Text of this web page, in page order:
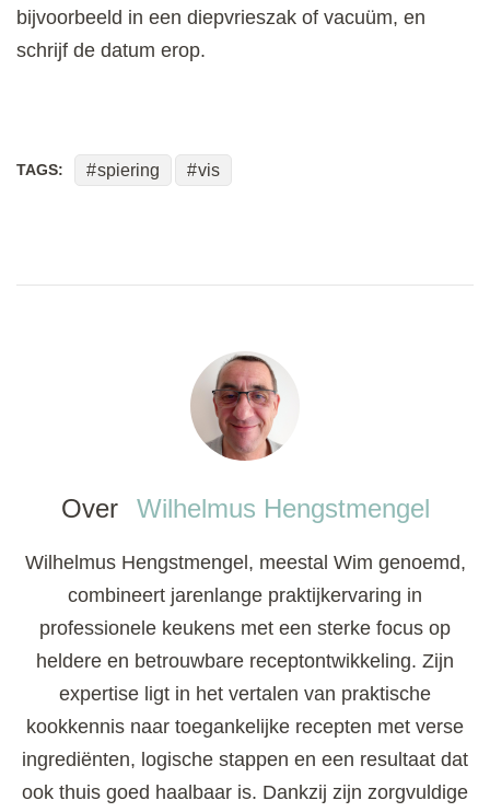
bijvoorbeeld in een diepvrieszak of vacuüm, en
schrijf de datum erop.
TAGS: spiering vis
Over Wilhelmus Hengstmengel
Wilhelmus Hengstmengel, meestal Wim genoemd,
combineert jarenlange praktijkervaring in
professionele keukens met een sterke focus op
heldere en betrouwbare receptontwikkeling. Zijn
expertise ligt in het vertalen van praktische
kookkennis naar toegankelijke recepten met verse
ingrediënten, logische stappen en een resultaat dat
ook thuis goed haalbaar is. Dankzij zijn zorgvuldige